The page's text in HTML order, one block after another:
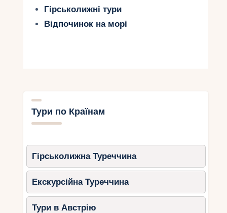
Гірськолижні тури
Відпочинок на морі
Тури по Країнам
Гірськолижна Туреччина
Екскурсійна Туреччина
Тури в Австрію